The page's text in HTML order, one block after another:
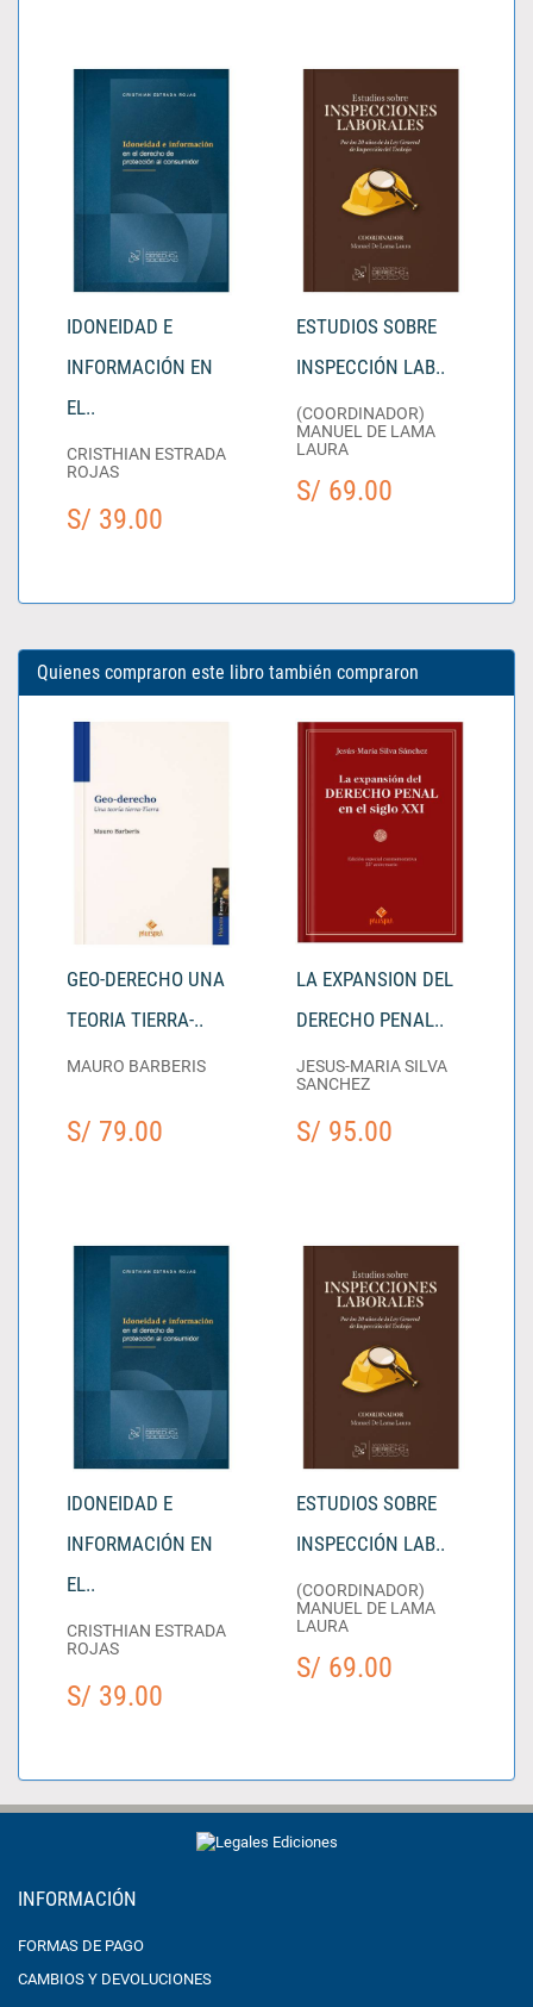
IDONEIDAD E
INFORMACIÓN EN
EL..
CRISTHIAN ESTRADA
ROJAS
S/ 39.00
ESTUDIOS SOBRE
INSPECCIÓN LAB..
(COORDINADOR)
MANUEL DE LAMA
LAURA
S/ 69.00
Quienes compraron este libro también compraron
GEO-DERECHO UNA
TEORIA TIERRA-..
MAURO BARBERIS
S/ 79.00
LA EXPANSION DEL
DERECHO PENAL..
JESUS-MARIA SILVA
SANCHEZ
S/ 95.00
IDONEIDAD E
INFORMACIÓN EN
EL..
CRISTHIAN ESTRADA
ROJAS
S/ 39.00
ESTUDIOS SOBRE
INSPECCIÓN LAB..
(COORDINADOR)
MANUEL DE LAMA
LAURA
S/ 69.00
INFORMACIÓN
FORMAS DE PAGO
CAMBIOS Y DEVOLUCIONES